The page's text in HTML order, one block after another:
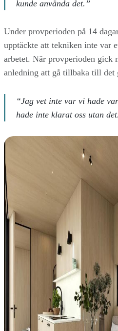
kunde använda det.”
Under provperioden på 14
upptäckte att tekniken inte var
arbetet. När provperioden gick
anledning att gå tillbaka till det
“Jag vet inte var vi hade
hade inte klarat oss utan